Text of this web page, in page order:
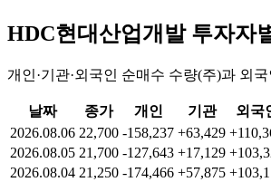
HDC현대산업개발투자자
개인·기관·외국인 순매수 수량(주)과 외
날짜 종가 개인 기관 외국
2026.08.06 22,700 -158,237 +63,429
2026.08.05 21,700 -127,643 +17,129
2026.08.04 21,250 -174,466 +57,875